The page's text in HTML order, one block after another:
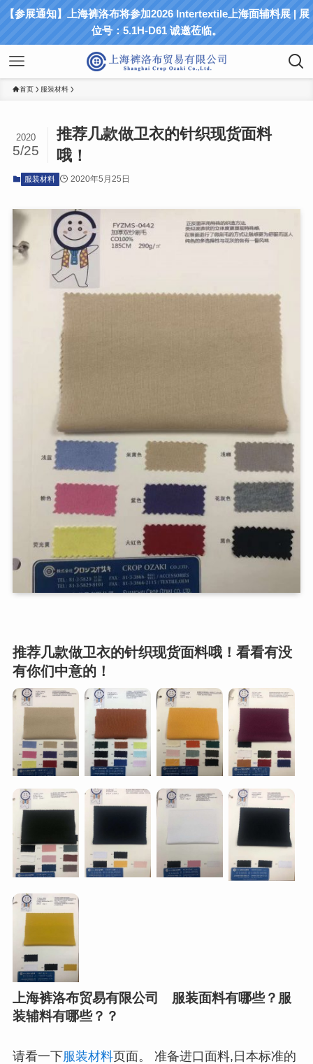
【参展通知】上海裤洛布将参加2026 Intertextile上海面辅料展 | 展
位号：5.1H-D61 诚邀莅临。
首页 服装材料
推荐几款做卫衣的针织现货面料
哦！
2020
5/25
服装材料 2020年5月25日
推荐几款做卫衣的针织现货面料哦！看看有没
有你们中意的！
上海裤洛布贸易有限公司 服装面料有哪些？服
装辅料有哪些？？
请看一下服装材料页面。 准备进口面料,日本标准的